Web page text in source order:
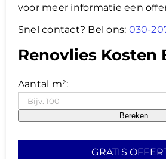
voor meer informatie een
Snel contact? Bel ons: 030-
Renovlies Kosten
Aantal m²:
Bereken
GRATIS